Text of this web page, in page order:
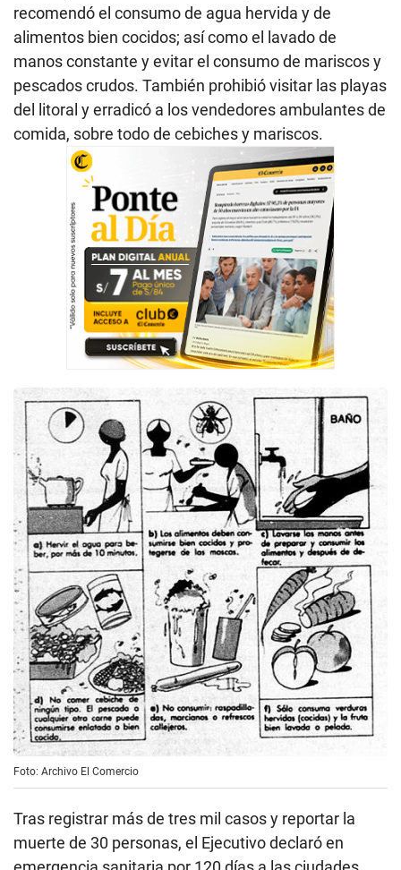
recomendó el consumo de agua hervida y de
alimentos bien cocidos; así como el lavado de
manos constante y evitar el consumo de mariscos y
pescados crudos. También prohibió visitar las playas
del litoral y erradicó a los vendedores ambulantes de
comida, sobre todo de cebiches y mariscos.
Foto: Archivo El Comercio
Tras registrar más de tres mil casos y reportar la
muerte de 30 personas, el Ejecutivo declaró en